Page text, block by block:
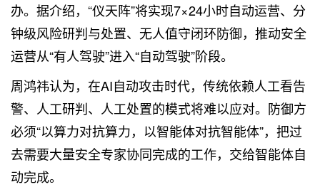
办。据介绍，“仪天阵”将实现7×24小时自动运营、分
钟级风险研判与处置、无人值守闭环防御，推动安全
运营从“有人驾驶”进入“自动驾驶”阶段。
周鸿祎认为，在AI自动攻击时代，传统依赖人工看告
警、人工研判、人工处置的模式将难以应对。防御方
必须“以算力对抗算力，以智能体对抗智能体”，把过
去需要大量安全专家协同完成的工作，交给智能体自
动完成。